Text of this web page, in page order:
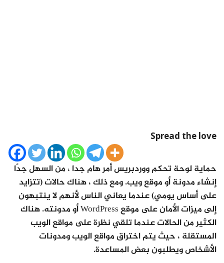
Spread the love
حماية لوحة تحكم ووردبريس أمر هام جدا ، من السهل جدًا
إنشاء مدونة أو موقع ويب. ومع ذلك ، هناك حالات (تتزايد
على أساس يومي) عندما يعاني الناس لأنهم لا ينتبهون
إلى ميزات الأمان على موقع WordPress أو مدونته. هناك
الكثير من الحالات عندما تلقي نظرة على مواقع الويب
المستقلة ، حيث يتم اختراق مواقع الويب ومدونات
الأشخاص ويطلبون بعض المساعدة.